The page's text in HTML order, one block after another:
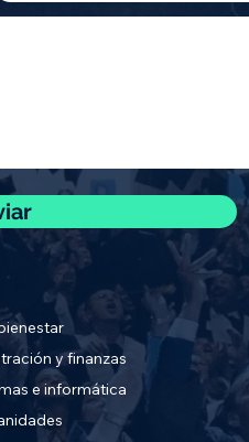
y finanzas
e informática